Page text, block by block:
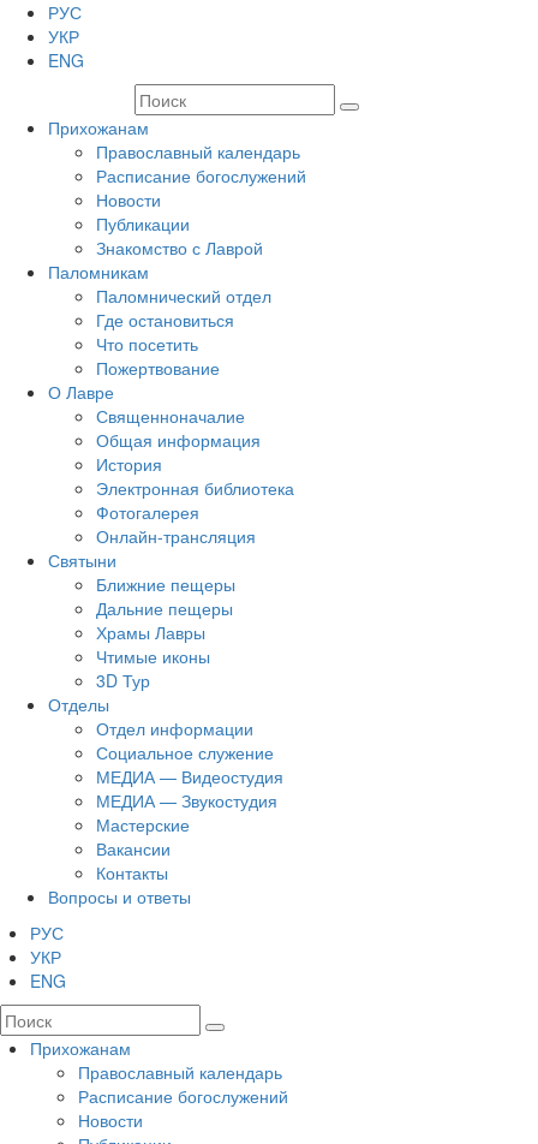
РУС
УКР
ENG
Прихожанам
Православный календарь
Расписание богослужений
Новости
Публикации
Знакомство с Лаврой
Паломникам
Паломнический отдел
Где остановиться
Что посетить
Пожертвование
О Лавре
Священноначалие
Общая информация
История
Электронная библиотека
Фотогалерея
Онлайн-трансляция
Святыни
Ближние пещеры
Дальние пещеры
Храмы Лавры
Чтимые иконы
3D Тур
Отделы
Отдел информации
Социальное служение
МЕДИА — Видеостудия
МЕДИА — Звукостудия
Мастерские
Вакансии
Контакты
Вопросы и ответы
РУС
УКР
ENG
Прихожанам
Православный календарь
Расписание богослужений
Новости